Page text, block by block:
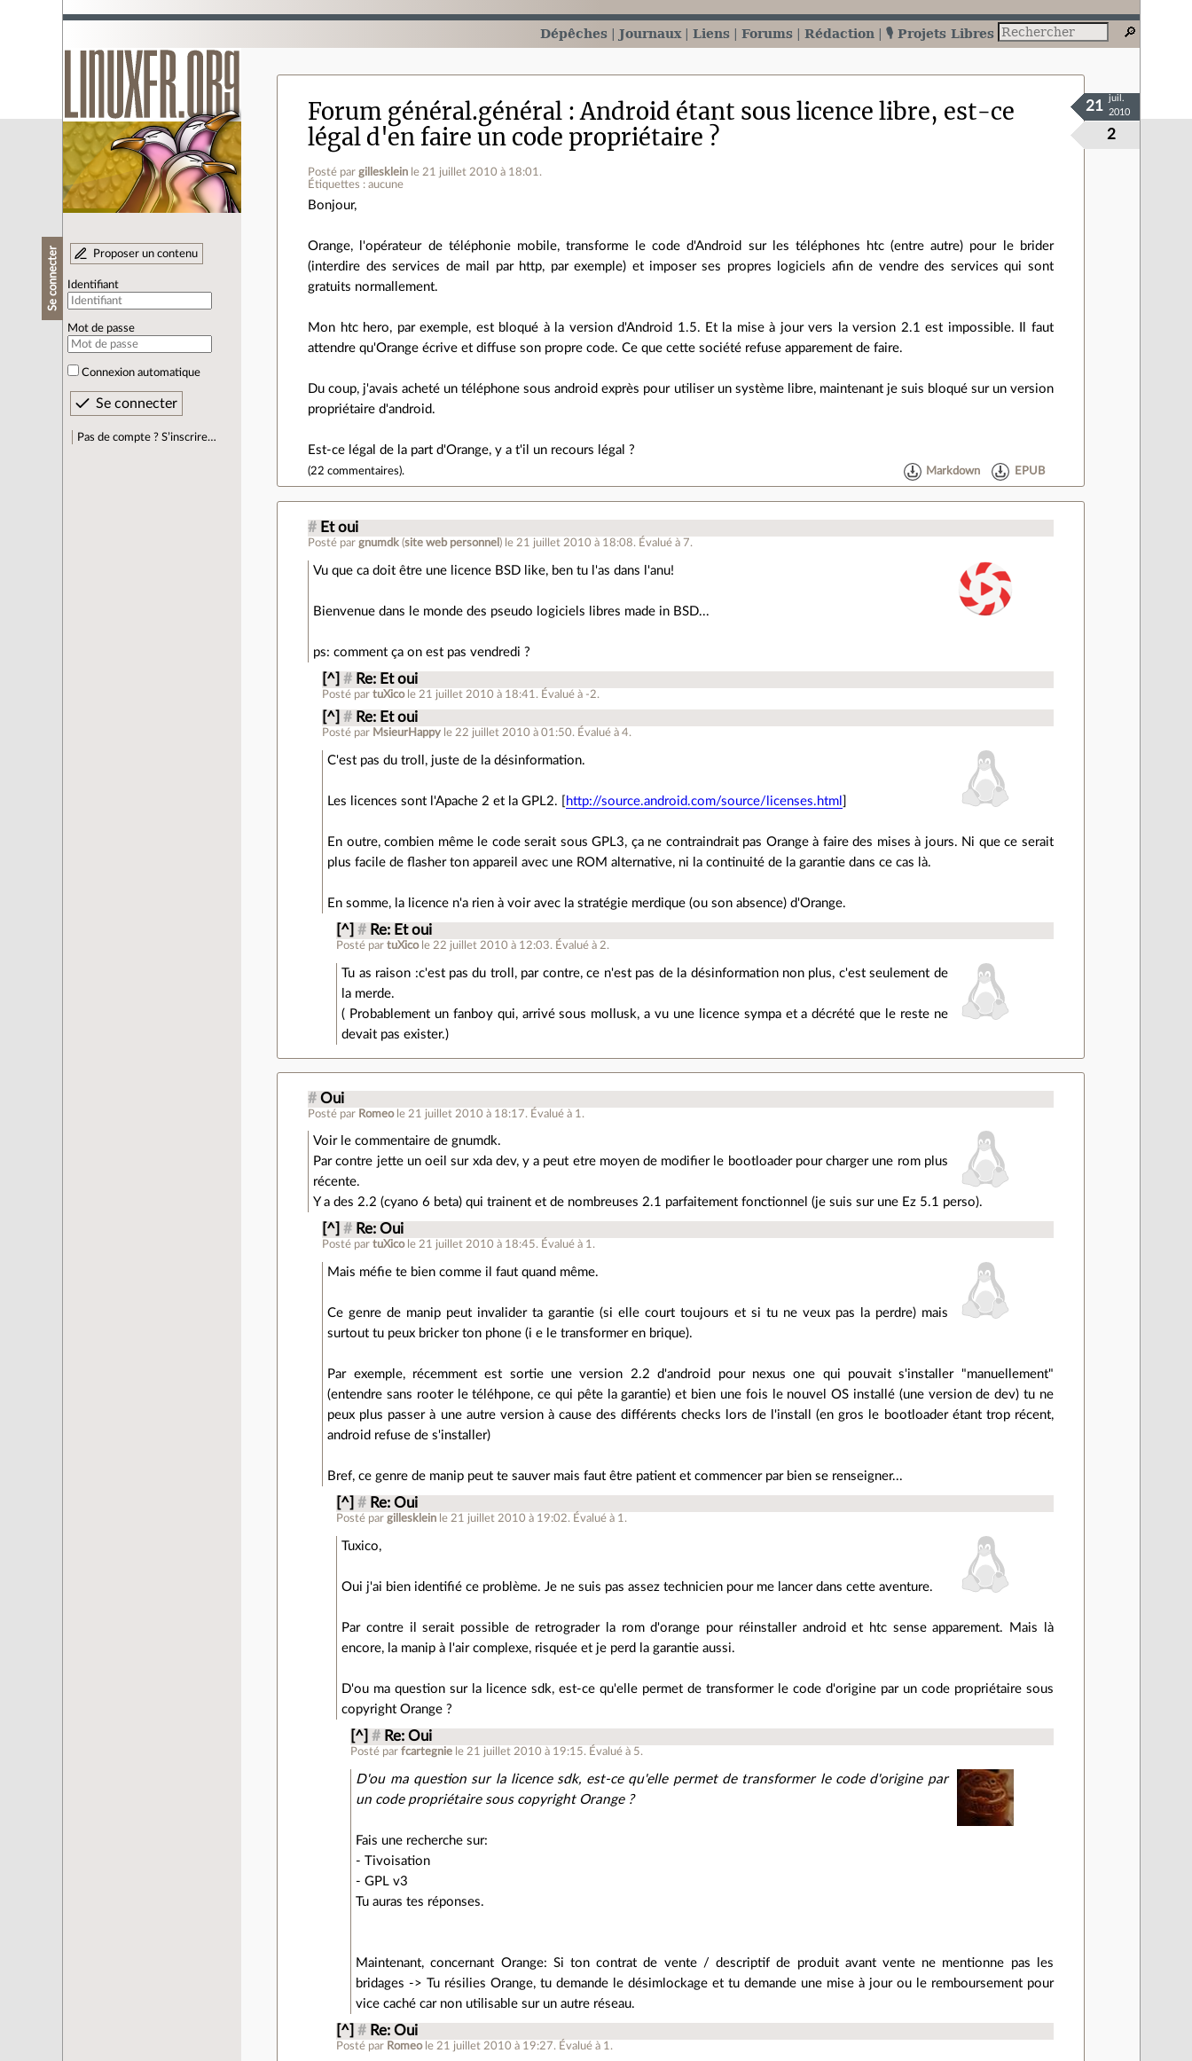
Dépêches Journaux Liens Forums Rédaction 🎙️ Projets Libres
Se connecter Proposer un contenu
Identifiant
Mot de passe
Connexion automatique
Pas de compte ? S’inscrire…
Forum général.général
Android étant sous licence libre, est-ce
légal d'en faire un code propriétaire ?
Posté pargillesklein le 21 juillet 2010 à 18:01 .
Étiquettes : aucune
2
21
juil.
2010
Bonjour,
Orange, l'opérateur de téléphonie mobile, transforme le code d'Android sur les téléphones htc (entre autre) pour le brider
(interdire des services de mail par http, par exemple) et imposer ses propres logiciels afin de vendre des services qui sont
gratuits normallement.
Mon htc hero, par exemple, est bloqué à la version d'Android 1.5. Et la mise à jour vers la version 2.1 est impossible. Il faut
attendre qu'Orange écrive et diffuse son propre code. Ce que cette société refuse apparement de faire.
Du coup, j'avais acheté un téléphone sous android exprès pour utiliser un système libre, maintenant je suis bloqué sur un version
propriétaire d'android.
Est-ce légal de la part d'Orange, y a t'il un recours légal ?
(22 commentaires). Markdown EPUB
# Et oui
Posté pargnumdk (site web personnel ) le 21 juillet 2010 à 18:08. Évalué à 7.
Vu que ca doit être une licence BSD like, ben tu l'as dans l'anu!
Bienvenue dans le monde des pseudo logiciels libres made in BSD...
ps: comment ça on est pas vendredi ?
[^] # Re: Et oui
Posté partuXico le 21 juillet 2010 à 18:41 . Évalué à -2.
[^] # Re: Et oui
Posté par MsieurHappy le 22 juillet 2010 à 01:50. Évalué à4.
C'est pas du troll, juste de la désinformation.
Les licences sont l'Apache 2 et la GPL2. [ http://source.android.com/source/licenses.html
En outre, combien même le code serait sous GPL3, ça ne contraindrait pas Orange à faire des mises à jours. Ni que ce serait
plus facile de flasher ton appareil avec une ROM alternative, ni la continuité de la garantie dans ce cas là.
En somme, la licence n'a rien à voir avec la stratégie merdique (ou son absence) d'Orange.
[^] # Re: Et oui
Posté partuXico le 22 juillet 2010 à 12:03. Évalué à 2.
Tu as raison :c'est pas du troll, par contre, ce n'est pas de la désinformation non plus, c'est seulement de
la merde.
( Probablement un fanboy qui, arrivé sous mollusk, a vu une licence sympa et a décrété que le reste ne
devait pas exister.)
# Oui
Posté par Romeo le 21 juillet 2010 à 18:17. Évalué à 1 .
Voir le commentaire de gnumdk.
Par contre jette un oeil sur xda dev, y a peut etre moyen de modifier le bootloader pour charger une rom plus
récente.
Y a des 2.2 (cyano 6 beta) qui trainent et de nombreuses 2.1 parfaitement fonctionnel (je suis sur une Ez 5.1 perso).
[^] # Re: Oui
Posté partuXico le 21 juillet 2010 à 18:45. Évalué à 1.
Mais méfie te bien comme il faut quand même.
Ce genre de manip peut invalider ta garantie (si elle court toujours et si tu ne veux pas la perdre) mais
surtout tu peux bricker ton phone (i e le transformer en brique).
Par exemple, récemment est sortie une version 2.2 d'android pour nexus one qui pouvait s'installer "manuellement"
(entendre sans rooter le téléhpone, ce qui pête la garantie) et bien une fois le nouvel OS installé (une version de dev) tu ne
peux plus passer à une autre version à cause des différents checks lors de l'install (en gros le bootloader étant trop récent,
android refuse de s'installer)
Bref, ce genre de manip peut te sauver mais faut être patient et commencer par bien se renseigner...
[^] # Re: Oui
Posté pargillesklein le 21 juillet 2010 à 19:02. Évalué à 1 .
Tuxico,
Oui j'ai bien identifié ce problème. Je ne suis pas assez technicien pour me lancer dans cette aventure.
Par contre il serait possible de retrograder la rom d'orange pour réinstaller android et htc sense apparement. Mais là
encore, la manip à l'air complexe, risquée et je perd la garantie aussi.
D'ou ma question sur la licence sdk, est-ce qu'elle permet de transformer le code d'origine par un code propriétaire sous
copyright Orange ?
[^] # Re: Oui
Posté parfcartegnie le 21 juillet 2010 à 19:15. Évalué à 5.
D'ou ma question sur la licence sdk, est-ce qu'elle permet de transformer le code d'origine par
un code propriétaire sous copyright Orange ?
Fais une recherche sur:
- Tivoisation
- GPL v3
Tu auras tes réponses.
Maintenant, concernant Orange: Si ton contrat de vente / descriptif de produit avant vente ne mentionne pas les
bridages -> Tu résilies Orange, tu demande le désimlockage et tu demande une mise à jour ou le remboursement pour
vice caché car non utilisable sur un autre réseau.
[^] # Re: Oui
Posté par Romeo le 21 juillet 2010 à 19:27. Évalué à 1 .